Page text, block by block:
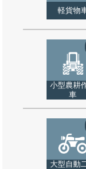
軽貨物
小型農耕
車
大型自動